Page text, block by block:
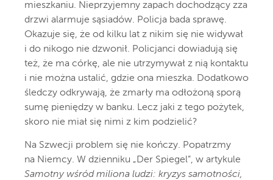
mieszkaniu. Nieprzyjemny zapach dochodzący zza
drzwi alarmuje sąsiadów. Policja bada sprawę.
Okazuje się, że od kilku lat z nikim się nie widywał
i do nikogo nie dzwonił. Policjanci dowiadują się
też, że ma córkę, ale nie utrzymywał z nią kontaktu
i nie można ustalić, gdzie ona mieszka. Dodatkowo
śledczy odkrywają, że zmarły ma odłożoną sporą
sumę pieniędzy w banku. Lecz jaki z tego pożytek,
skoro nie miał się nimi z kim podzielić?
Na Szwecji problem się nie kończy. Popatrzmy
na Niemcy. W dzienniku „Der Spiegel”, w artykule
Samotny wśród miliona ludzi: kryzys samotności,